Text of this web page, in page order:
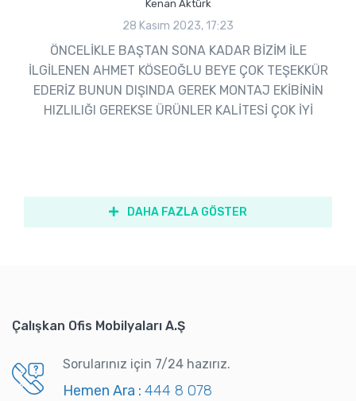
Kenan Aktürk
28 Kasım 2023, 17:23
ÖNCELİKLE BAŞTAN SONA KADAR BİZİM İLE
İLGİLENEN AHMET KÖSEOĞLU BEYE ÇOK TEŞEKKÜR
EDERİZ BUNUN DIŞINDA GEREK MONTAJ EKİBİNİN
HIZLILIĞI GEREKSE ÜRÜNLER KALİTESİ ÇOK İYİ
DAHA FAZLA GÖSTER
Çalışkan Ofis Mobilyaları A.Ş
Sorularınız için 7/24 hazırız.
Hemen Ara : 444 8 078